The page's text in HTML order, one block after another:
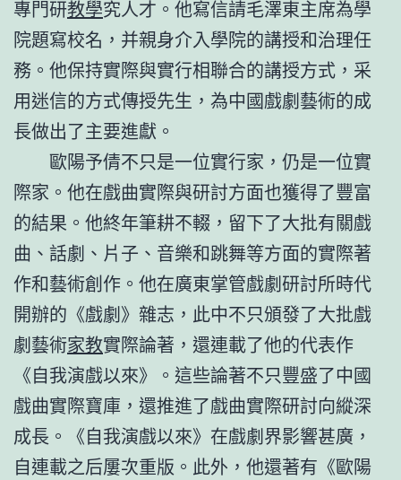
專門研教學究人才。他寫信請毛澤東主席為學
院題寫校名，并親身介入學院的講授和治理任
務。他保持實際與實行相聯合的講授方式，采
用迷信的方式傳授先生，為中國戲劇藝術的成
長做出了主要進獻。
歐陽予倩不只是一位實行家，仍是一位實
際家。他在戲曲實際與研討方面也獲得了豐富
的結果。他終年筆耕不輟，留下了大批有關戲
曲、話劇、片子、音樂和跳舞等方面的實際著
作和藝術創作。他在廣東掌管戲劇研討所時代
開辦的《戲劇》雜志，此中不只頒發了大批戲
劇藝術家教實際論著，還連載了他的代表作
《自我演戲以來》。這些論著不只豐盛了中國
戲曲實際寶庫，還推進了戲曲實際研討向縱深
成長。《自我演戲以來》在戲劇界影響甚廣，
自連載之后屢次重版。此外，他還著有《歐陽